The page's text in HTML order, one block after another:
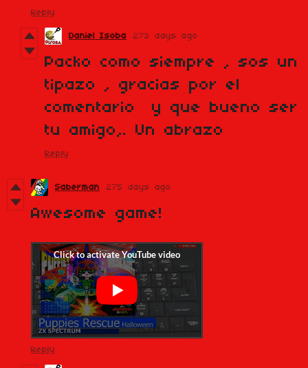
Reply
Daniel Isoba 273 days ago
Packo como siempre , sos un
tipazo , gracias por el
comentario y que bueno ser
tu amigo,. Un abrazo
Reply
Saberman 275 days ago
Awesome game!
Reply